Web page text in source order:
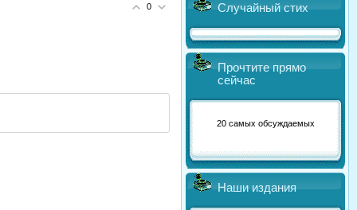
0 Случайный стих
Прочтите прямо
сейчас
20 самых обсуждаемых
Наши издания